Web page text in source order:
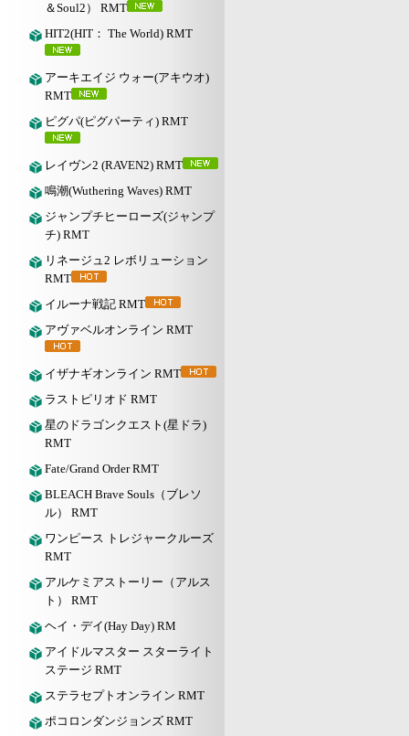
＆Soul2） RMT
HIT2(HIT： The World) RMT
アーキエイジ ウォー(アキウオ)
RMT
ピグパ(ピグパーティ) RMT
レイヴン2 (RAVEN2) RMT
鳴潮(Wuthering Waves) RMT
ジャンプチヒーローズ(ジャンプ
チ) RMT
リネージュ2 レボリューション
RMT
イルーナ戦記 RMT
アヴァベルオンライン RMT
イザナギオンライン RMT
ラストピリオド RMT
星のドラゴンクエスト(星ドラ)
RMT
Fate/Grand Order RMT
BLEACH Brave Souls（ブレソ
ル） RMT
ワンピース トレジャークルーズ
RMT
アルケミアストーリー（アルス
ト） RMT
ヘイ・デイ(Hay Day) RM
アイドルマスター スターライト
ステージ RMT
ステラセプトオンライン RMT
ポコロンダンジョンズ RMT